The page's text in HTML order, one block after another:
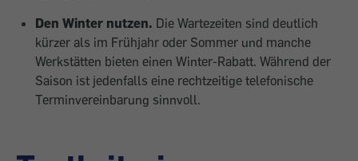
Den Winter nutzen. Die Wartezeiten sind deutlich
kürzer als im Frühjahr oder Sommer und manche
Werkstätten bieten einen Winter-Rabatt. Während der
Saison ist jedenfalls eine rechtzeitige telefonische
Terminvereinbarung sinnvoll.